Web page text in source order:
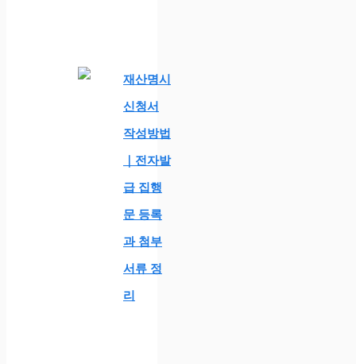
재산명시
신청서
작성방법
｜전자발
급 집행
문 등록
과 첨부
서류 정
리